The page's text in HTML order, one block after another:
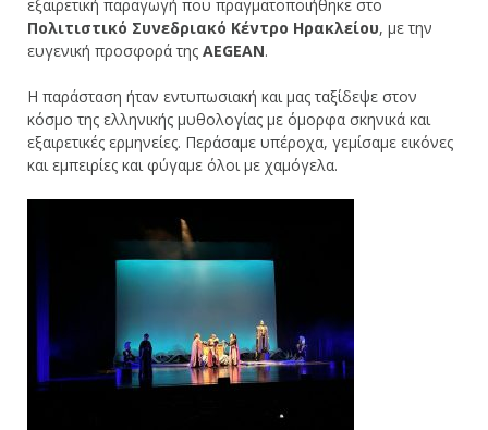
εξαιρετική παραγωγή που πραγματοποιήθηκε στο
Πολιτιστικό Συνεδριακό Κέντρο Ηρακλείου, με την
ευγενική προσφορά της AEGEAN.
Η παράσταση ήταν εντυπωσιακή και μας ταξίδεψε στον
κόσμο της ελληνικής μυθολογίας με όμορφα σκηνικά και
εξαιρετικές ερμηνείες. Περάσαμε υπέροχα, γεμίσαμε εικόνες
και εμπειρίες και φύγαμε όλοι με χαμόγελα.